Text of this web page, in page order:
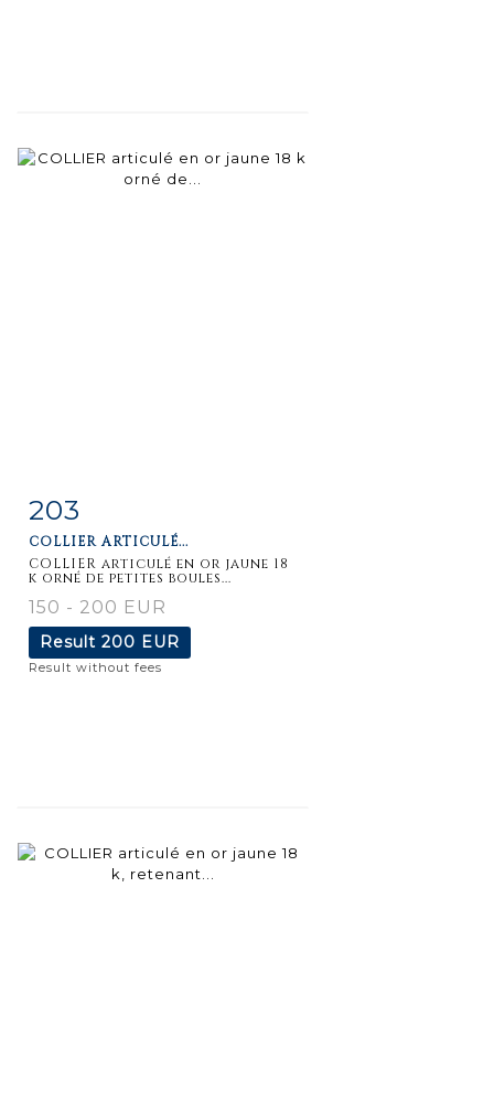
Item detail
203
COLLIER ARTICULÉ...
COLLIER articulé en or jaune 18
k orné de petites boules...
150 - 200 EUR
Result 200 EUR
Result without fees